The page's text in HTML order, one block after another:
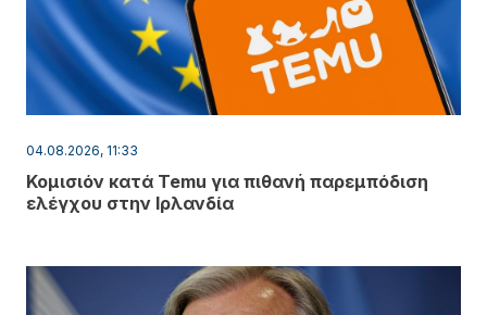
04.08.2026, 11:33
Κομισιόν κατά Temu για πιθανή παρεμπόδιση
ελέγχου στην Ιρλανδία